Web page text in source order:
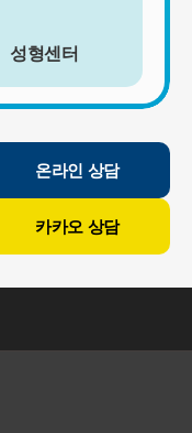
성형센터
온라인 상담
카카오 상담
등 법령의 규정에 의하
인정보를 보유할 수 있
: 3년 (전자상거래 등에
록 : 3년 (신용정보의 이
보호법)
. 다만, 수집목적 또는
를 보유할 수 있습니
3년 (전자상거래 등에